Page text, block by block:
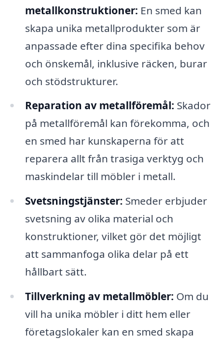
metallkonstruktioner: En smed kan
skapa unika metallprodukter som är
anpassade efter dina specifika behov
och önskemål, inklusive räcken, burar
och stödstrukturer.
Reparation av metallföremål: Skador
på metallföremål kan förekomma, och
en smed har kunskaperna för att
reparera allt från trasiga verktyg och
maskindelar till möbler i metall.
Svetsningstjänster: Smeder erbjuder
svetsning av olika material och
konstruktioner, vilket gör det möjligt
att sammanfoga olika delar på ett
hållbart sätt.
Tillverkning av metallmöbler: Om du
vill ha unika möbler i ditt hem eller
företagslokaler kan en smed skapa